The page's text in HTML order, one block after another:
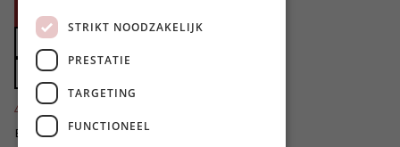
Doe een gift
Zet MO* in uw testament
4424
Bedankt voor jullie steun!
STRIKT NOODZAKELIJK
PRESTATIE
TARGETING
FUNCTIONEEL